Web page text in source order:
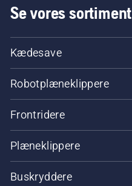
Se vores sortiment
Kædesave
Robotplæneklippere
Frontridere
Plæneklippere
Buskryddere